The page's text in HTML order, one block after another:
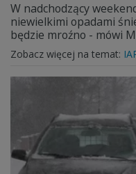
W nadchodzący
niewielkimi opadami
będzie mroźno - mówi
Zobacz więcej na temat: